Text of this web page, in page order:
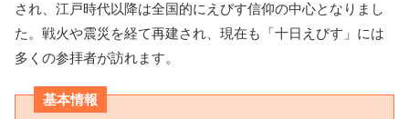
され、江戸時代以降は全国的にえびす信仰の中心となりまし
た。戦火や震災を経て再建され、現在も「十日えびす」には
多くの参拝者が訪れます。
基本情報